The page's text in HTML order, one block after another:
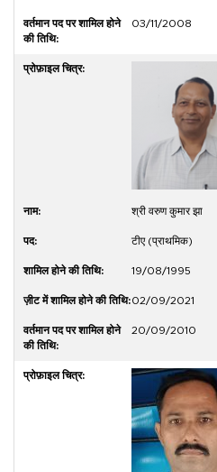
03/11/2008
श्री वरुण कुमार झा
टीए (प्राथमिक)
19/08/1995
02/09/2021
20/09/2010